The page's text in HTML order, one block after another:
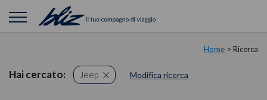
Home > Ricerca
Hai cercato: Jeep Modifica ricerca